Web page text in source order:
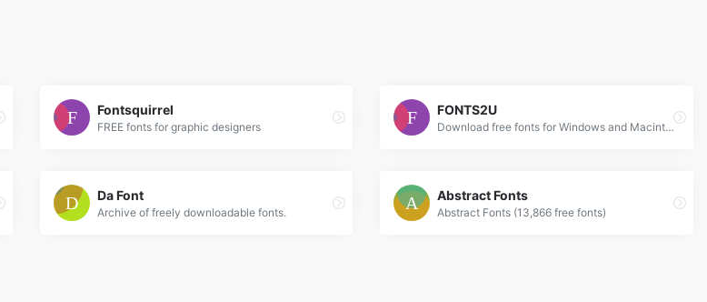
Fontsquirrel
FREE fonts for graphic designers
FONTS2U
Download free fonts for Windows and Macintosh.
Da Font
Archive of freely downloadable fonts.
Abstract Fonts
Abstract Fonts (13,866 free fonts)